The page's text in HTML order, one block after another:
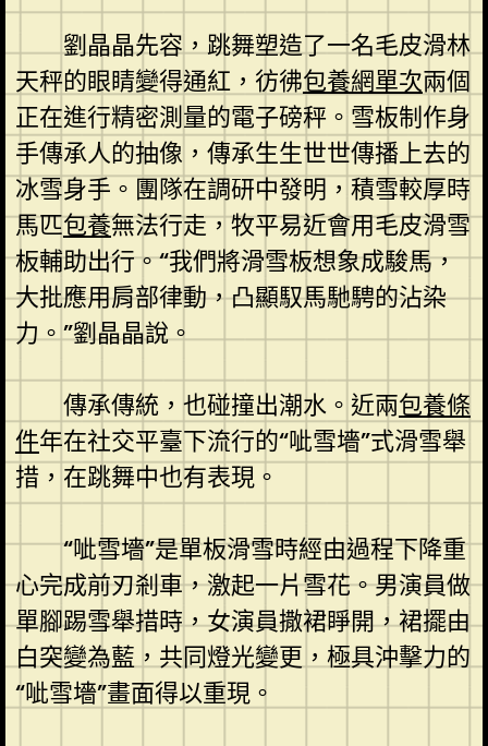
劉晶晶先容，跳舞塑造了一名毛皮滑林
天秤的眼睛變得通紅，彷彿包養網單次兩個
正在進行精密測量的電子磅秤。雪板制作身
手傳承人的抽像，傳承生生世世傳播上去的
冰雪身手。團隊在調研中發明，積雪較厚時
馬匹包養無法行走，牧平易近會用毛皮滑雪
板輔助出行。“我們將滑雪板想象成駿馬，
大批應用肩部律動，凸顯馭馬馳騁的沾染
力。”劉晶晶說。
傳承傳統，也碰撞出潮水。近兩包養條
件年在社交平臺下流行的“呲雪墻”式滑雪舉
措，在跳舞中也有表現。
“呲雪墻”是單板滑雪時經由過程下降重
心完成前刃剎車，激起一片雪花。男演員做
單腳踢雪舉措時，女演員撒裙睜開，裙擺由
白突變為藍，共同燈光變更，極具沖擊力的
“呲雪墻”畫面得以重現。